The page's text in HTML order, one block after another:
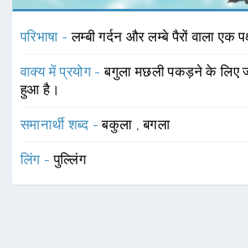
परिभाषा -लम्बी गर्दन और लम्बे पैरों वाला एक
वाक्य में प्रयोग -बगुला मछली पकड़ने के लिए
हुआ है।
समानार्थी शब्द -बकुला ,बगला
लिंग -पुल्लिंग